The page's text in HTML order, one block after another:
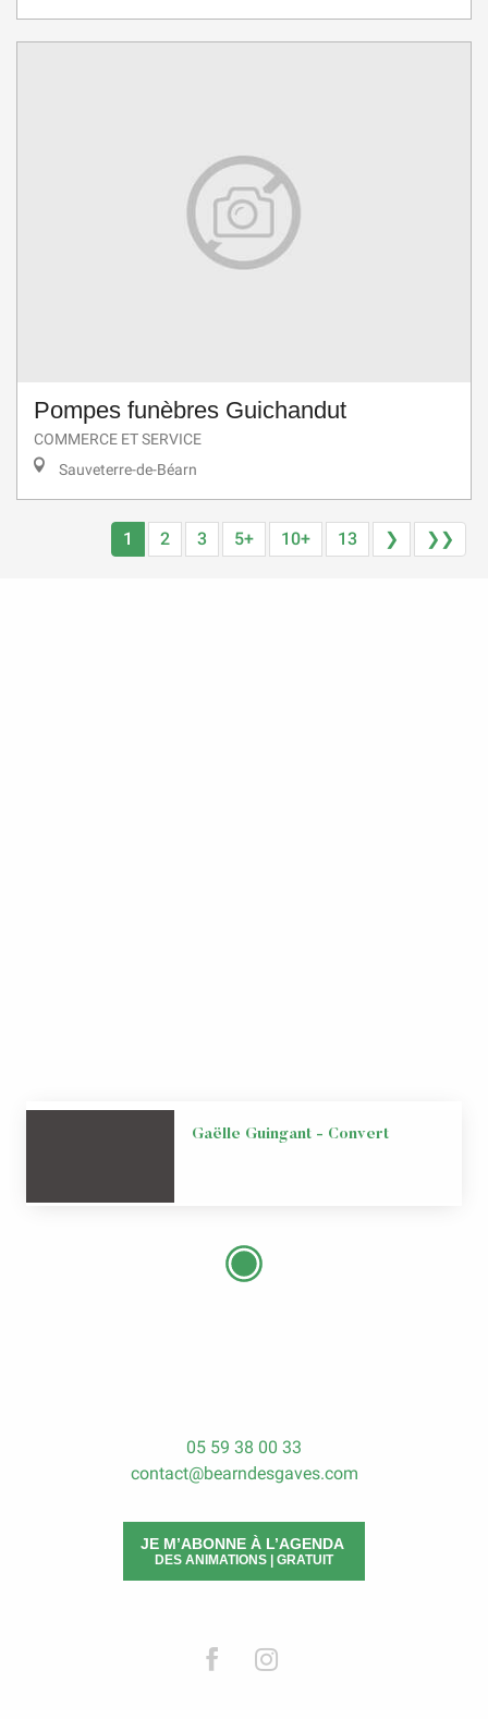
Pompes funèbres Guichandut
COMMERCE ET SERVICE
Sauveterre-de-Béarn
1 2 3 5+ 10+ 13 ❯ ❯❯
Gaëlle Guingant - Convert
05 59 38 00 33
contact@bearndesgaves.com
JE M’ABONNE À L’AGENDA
DES ANIMATIONS | GRATUIT